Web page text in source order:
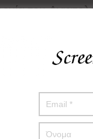
του
για την
τους